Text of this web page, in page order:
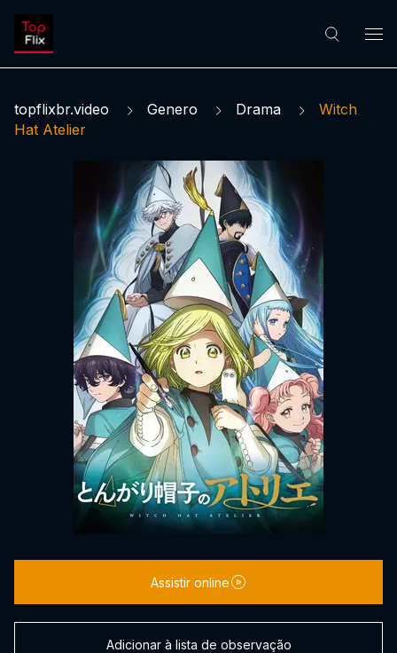
topflixbr.video Genero Drama
Witch
Hat Atelier
Assistir online
Adicionar à lista de observação